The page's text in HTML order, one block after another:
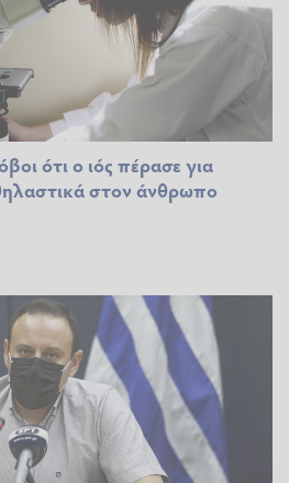
ότι ο ιός πέρασε για
στον άνθρωπο